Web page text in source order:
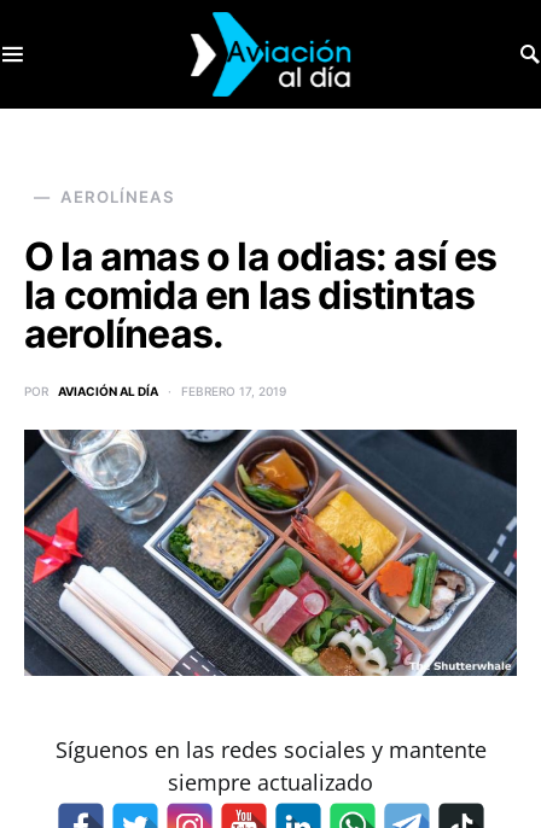
AEROLÍNEAS
O la amas o la odias: así es
la comida en las distintas
aerolíneas.
POR AVIACIÓN AL DÍA FEBRERO 17, 2019
Síguenos en las redes sociales y mantente
siempre actualizado